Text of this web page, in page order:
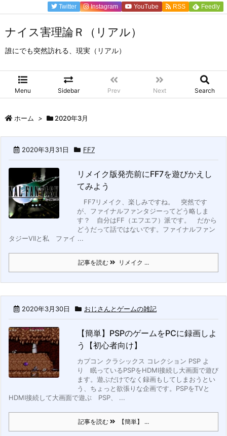
ナイス害理論Ｒ（リアル）
誰にでも突然訪れる、現実（リアル）
Menu Sidebar Prev Next Search
Twitter Instagram YouTube RSS Feedly
ホーム > 2020年3月
2020年3月31日 FF7
リメイク版発売前にFF7を遊びかえし
てみよう
FF7リメイク、楽しみですね。
突然です
が、ファイナルファンタジーってどう略しま
す？ 自分はFF（エフエフ）派です。
だから
どうだって話ではないです。 ファイナルファン
タジーVIIと私 ファイ ...
記事を読む リメイク ...
2020年3月30日 おじさんとゲームの雑記
【簡単】PSPのゲームをPCに録画しよ
う【初心者向け】
カプコン クラシックス コレクション PSP よ
り
眠っているPSPをHDMI接続し大画面で遊び
ます。遊ぶだけでなく録画もしてしまおうとい
う、ちょっと欲張りな企画です。 PSPをTVと
HDMI接続して大画面で遊ぶ PSP、 ...
記事を読む 【簡単】 ...